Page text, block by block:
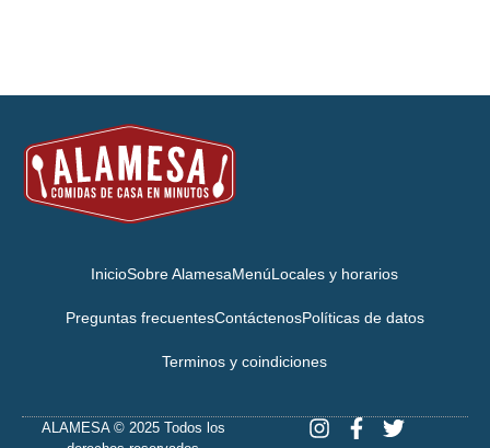
InicioSobre AlamesaMenúLocales y horarios
Preguntas frecuentesContáctenosPolíticas de datos
Terminos y coindiciones
ALAMESA © 2025 Todos los